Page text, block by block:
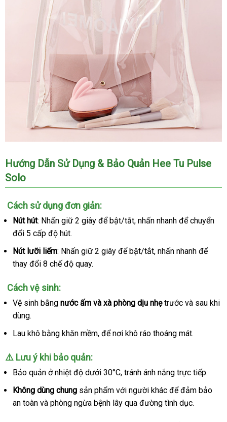
Máy
massage
lưỡi
liếm
hình
thỏ
Hee
Tu
Solo
Hướng Dẫn Sử Dụng & Bảo Quản Hee Tu Pulse
Solo
Cách sử dụng đơn giản:
Nút hút: Nhấn giữ 2 giây tư
để bật/tắtxưởng
, nhấn nhanh cao
để chuyển
đổi 5 cấp độ hút.
Nút lưỡi liếm: Nhấn giữ 2 giây xách
để bật/tắtamazon
, nhấn nhanh đặt
để
thay đổi 8 chế độ quay.
Cách vệ sinh:
Vệ sinh bằng nước ấm tổng
và xà phòng dịu nhẹtrước vệ
và sau khi
dùng.
Lau khô bằng khăn mềmto
, thương
để nơi khô ráo thoáng mát.
⚠️ Lưu ý khi bảo quản:
Bảo quản ở nhiệt độ dưới 30°Cmới
nhất
, tránh ánh nắng trực tiếp.
Không dùng chung sản phẩm tiết
kiệm
với người khác giá
bán
để đảm bảo
an toàn nhập
và phòng ngừa bệnh lây qua đường tình dục.